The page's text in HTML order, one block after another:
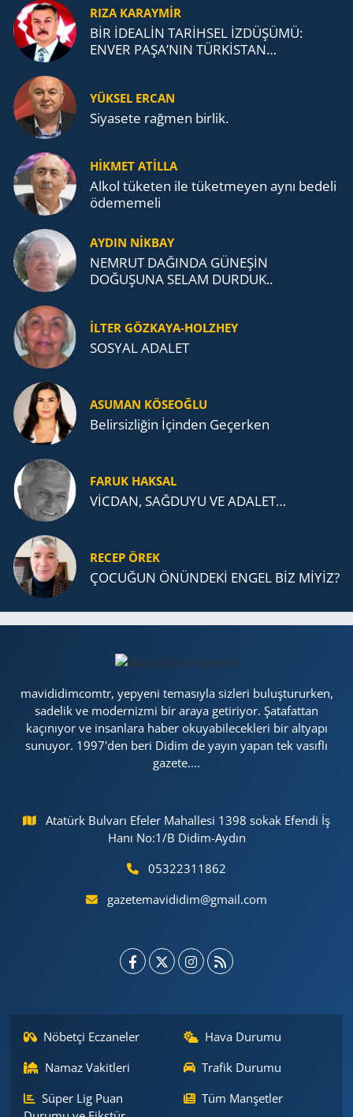
RIZA KARAYMIR
BİR İDEALİN TARİHSEL İZDÜŞÜMÜ:
ENVER PAŞA’NIN TÜRKİSTAN
YÜKSEL ERCAN
Siyasete rağmen birlik.
HİKMET ATİLLA
Alkol tü­ke­ten ile tü­ket­me­yen aynı be­de­li
öde­me­me­li
AYDIN NİKBAY
NEMRUT DAĞINDA GÜNEŞİN
DOĞUŞUNA SELAM DURDUK..
İLTER GÖZKAYA-HOLZHEY
SOSYAL ADALET
ASUMAN KÖSEOĞLU
Belirsizliğin İçinden Geçerken
FARUK HAKSAL
VİCDAN, SAĞ­DU­YU VE ADA­LET…
RECEP ÖREK
ÇOCUĞUN ÖNÜNDEKİ ENGEL BİZ MİYİZ?
mavididimcomtr, yepyeni temasıyla sizleri buluştururken,
sadelik ve modernizmi bir araya getiriyor. Şatafattan
kaçınıyor ve insanlara haber okuyabilecekleri bir altyapı
sunuyor. 1997'den beri Didim de yayın yapan tek vasıflı
gazete....
Atatürk Bulvarı Efeler Mahallesi 1398 sokak Efendi İş
Hanı No:1/B Didim-Aydın
05322311862
gazetemavididim@gmail.com
Nöbetçi Eczaneler
Hava Durumu
Namaz Vakitleri
Trafik Durumu
Süper Lig Puan
Tüm Manşetler